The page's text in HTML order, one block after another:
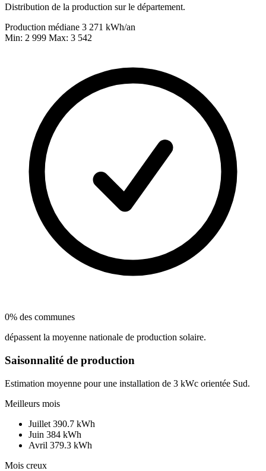
Distribution de la production sur le département.
Production médiane 3 271 kWh/an
Min: 2 999 Max: 3 542
0% des communes
dépassent la moyenne nationale de production solaire.
Saisonnalité de production
Estimation moyenne pour une installation de 3 kWc orientée Sud.
Meilleurs mois
Juillet 390.7 kWh
Juin 384 kWh
Avril 379.3 kWh
Mois creux